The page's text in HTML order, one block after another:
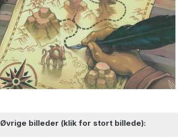
Øvrige billeder (klik for stort billede):